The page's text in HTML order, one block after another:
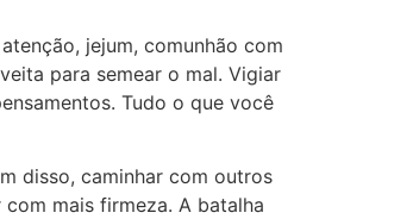
jejum, comunhão com
para semear o mal. Vigiar
Tudo o que você
disso, caminhar com outros
mais firmeza. A batalha